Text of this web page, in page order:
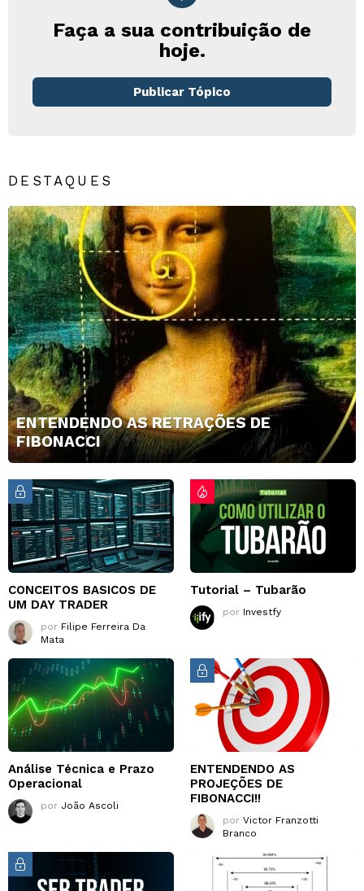
Faça a sua contribuição de
hoje.
Publicar Tópico
DESTAQUES
ENTENDENDO AS RETRAÇÕES DE
FIBONACCI
CONCEITOS BASICOS DE
UM DAY TRADER
por Filipe Ferreira Da
Mata
Tutorial – Tubarão
por Investfy
Análise Técnica e Prazo
Operacional
por João Ascoli
ENTENDENDO AS
PROJEÇÕES DE
FIBONACCI!!
por Victor Franzotti
Branco